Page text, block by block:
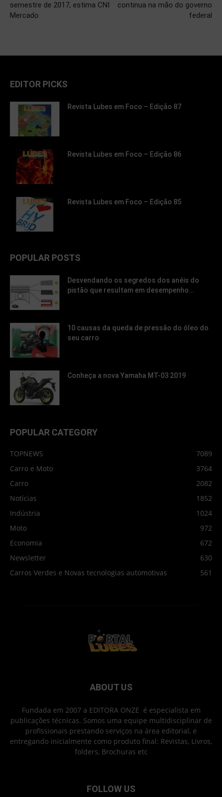
semestre de 2017, estima CNI
Mercado
continua na mão do governo
federal
EDITOR PICKS
Revista Lubes em Foco – Edição 87
Revista Lubes em Foco – Edição 86
Revista Lubes em Foco – Edição 85
POPULAR POSTS
Desvendando os segredos dos anéis do
pistão que resultam em desempenho...
10 causas da queda de pressão do óleo do
seu carro
Conheça a nova Yamaha MT-03 2019
POPULAR CATEGORY
TOPNEWS
7089
Carro e Moto
3764
Carro
2082
Notícias
1852
Indústria
1024
Moto
972
Economia
672
Newsletter
630
Carros Verdes e Novas tecnologias automotivas
561
ABOUT US
Fundada em 2007 a EDITORA ONZE é especialista em
publicações técnicas. Somos uma equipe multidisciplinar de
profissionais prestando serviços na área editorial, e
entregando inicialmente como produto final: Revistas, Livros,
folders, Brochuras etc
FOLLOW US